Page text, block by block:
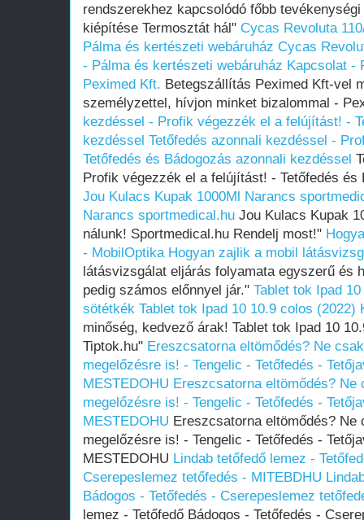
rendszerekhez kapcsolódó főbb
kiépítése Termosztát hál" Cycas Revoluta
Pálma és kertészeti webáruház Cycas
- Pálma és kertészeti webáruház Kapcsolat -
Peximed Kft. Betegszállítás Peximed Kft-vel
személyzettel, hívjon minket bizalommal -
kezdéssel - Profik végezzék el a felújítást! -
kezdéssel Tetőfedés azonnali kezdéssel -
Tetőfedés és Bádogozás azonnali kezdéssel
Profik végezzék el a felújítást! - Tetőfedés és
Jou Kulacs Kupak 1000Ml Narancs
Narancs sportmedical.hu Jou Kulacs Kupak
nálunk! Sportmedical.hu Rendelj most!"
- MobilOptika Hogyan zajlik a mobil
látásvizsgálat eljárás folyamata egyszerű és
pedig számos előnnyel jár." Tablet tok Ipad
sötétkék Tablet tok Ipad 10 10.9 colos (2022)
minőség, kedvező árak! Tablet tok Ipad 10
Tiptok.hu" Ereszcsatorna eltömődés? Ne
megelőzésre is! - Tengelic - Tetőfedés -
MESTEDOHU Ereszcsatorna eltömődés? Ne
megelőzésre is! - Tengelic - Tetőfedés -
MESTEDOHU Ereszcsatorna eltömődés? Ne
megelőzésre is! - Tengelic - Tetőfedés -
MESTEDOHU Lindab tetőfedő lemez -
Cserepeslemez tetőfedés - MITEBDHU
Bádogos - Tetőfedés - Cserepeslemez
lemez - Tetőfedő Bádogos - Tetőfedés -